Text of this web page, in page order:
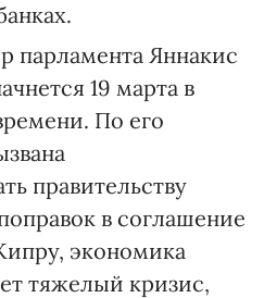
парламента Яннакис
19 марта в
По его
правительству
в соглашение
экономика
тяжелый кризис,